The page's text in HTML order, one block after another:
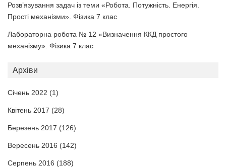
Розв’язування задач із теми «Робота. Потужність. Енергія.
Прості механізми». Фізика 7 клас
Лабораторна робота № 12 «Визначення ККД простого
механізму». Фізика 7 клас
Архіви
Січень 2022 (1)
Квітень 2017 (28)
Березень 2017 (126)
Вересень 2016 (142)
Серпень 2016 (188)